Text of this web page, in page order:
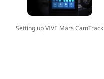
Setting up VIVE Mars CamTrack